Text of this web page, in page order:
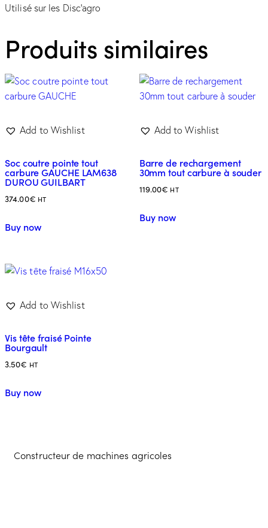
Utilisé sur les Disc’agro
Produits similaires
Add to Wishlist
Soc coutre pointe tout
carbure GAUCHE LAM638
DUROU GUILBART
374.00€ HT
Buy now
Add to Wishlist
Barre de rechargement
30mm tout carbure à souder
119.00€ HT
Buy now
Add to Wishlist
Vis tête fraisé Pointe
Bourgault
3.50€ HT
Buy now
Constructeur de machines agricoles